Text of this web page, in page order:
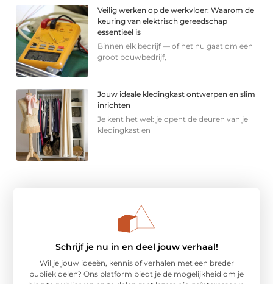
Veilig werken op de werkvloer: Waarom de
keuring van elektrisch gereedschap
essentieel is
Binnen elk bedrijf — of het nu gaat om een
groot bouwbedrijf,
Jouw ideale kledingkast ontwerpen en slim
inrichten
Je kent het wel: je opent de deuren van je
kledingkast en
Schrijf je nu in en deel jouw verhaal!
Wil je jouw ideeën, kennis of verhalen met een breder
publiek delen? Ons platform biedt je de mogelijkheid om je